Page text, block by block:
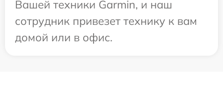
Вашей техники Garmin, и наш
сотрудник привезет технику к вам
домой или в офис.